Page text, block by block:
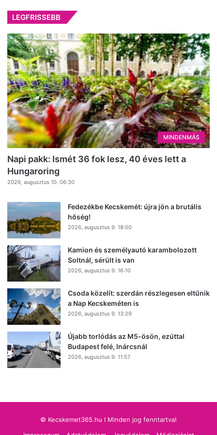
LEGFRISSEBB
MINDENMÁS
Napi pakk: Ismét 36 fok lesz, 40 éves lett a
Hungaroring
2026, augusztus 10. 06:30
Fedezékbe Kecskemét: újra jön a brutális
hőség!
2026, augusztus 9. 18:00
Kamion és személyautó karambolozott
Soltnál, sérült is van
2026, augusztus 9. 16:10
Csoda közelít: szerdán részlegesen eltűnik
a Nap Kecskeméten is
2026, augusztus 9. 13:29
Újabb torlódás az M5-ösön, ezúttal
Budapest felé, Inárcsnál
2026, augusztus 9. 11:57
© Kecskemet365.hu I Minden jog fenntartva!